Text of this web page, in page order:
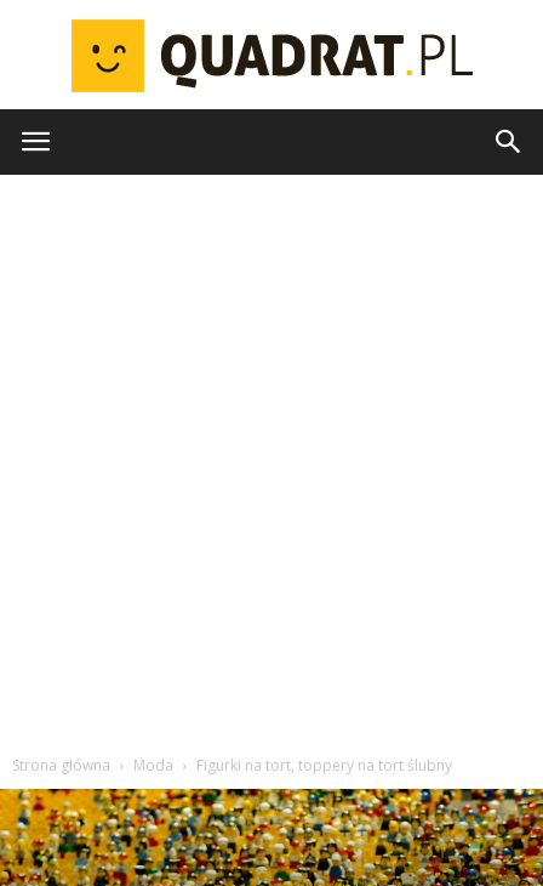
Strona główna Moda Figurki na tort, toppery na tort ślubny